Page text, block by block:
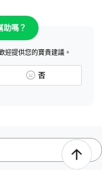
助嗎？
迎提供您的寶貴建議。
否